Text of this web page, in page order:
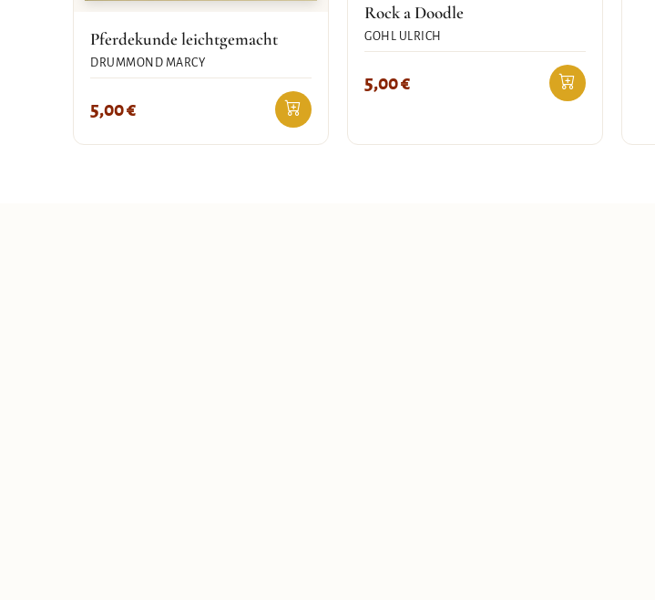
Pferdekunde leichtgemacht
DRUMMOND MARCY
5,00€
Rock a Doodle
GOHL ULRICH
5,00€